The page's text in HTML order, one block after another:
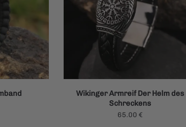
Wikinger Armreif Der Helm des
Schreckens
65.00 €